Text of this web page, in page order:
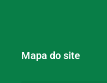
Mapa do site